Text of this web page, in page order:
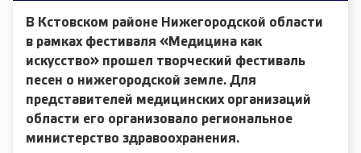
В Кстовском районе Нижегородской области
в рамках фестиваля «Медицина как
искусство» прошел творческий фестиваль
песен о нижегородской земле. Для
представителей медицинских организаций
области его организовало региональное
министерство здравоохранения.